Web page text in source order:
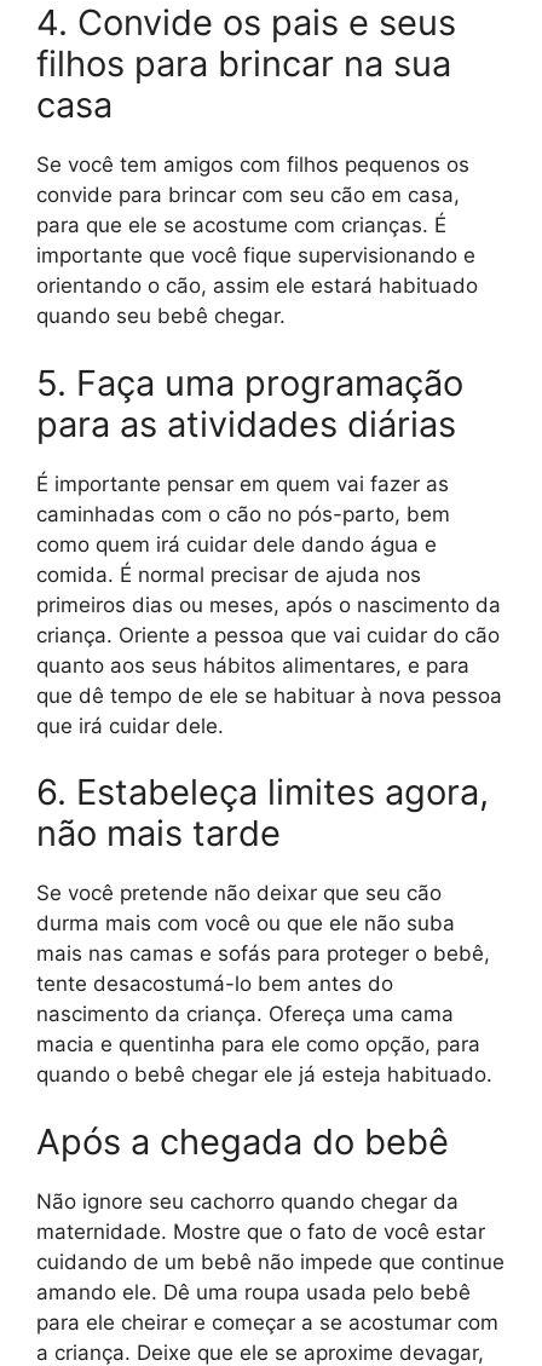
4. Convide os pais e seus
filhos para brincar na sua
casa
Se você tem amigos com filhos pequenos os
convide para brincar com seu cão em casa,
para que ele se acostume com crianças. É
importante que você fique supervisionando e
orientando o cão, assim ele estará habituado
quando seu bebê chegar.
5. Faça uma programação
para as atividades diárias
É importante pensar em quem vai fazer as
caminhadas com o cão no pós-parto, bem
como quem irá cuidar dele dando água e
comida. É normal precisar de ajuda nos
primeiros dias ou meses, após o nascimento da
criança. Oriente a pessoa que vai cuidar do cão
quanto aos seus hábitos alimentares, e para
que dê tempo de ele se habituar à nova pessoa
que irá cuidar dele.
6. Estabeleça limites agora,
não mais tarde
Se você pretende não deixar que seu cão
durma mais com você ou que ele não suba
mais nas camas e sofás para proteger o bebê,
tente desacostumá-lo bem antes do
nascimento da criança. Ofereça uma cama
macia e quentinha para ele como opção, para
quando o bebê chegar ele já esteja habituado.
Após a chegada do bebê
Não ignore seu cachorro quando chegar da
maternidade. Mostre que o fato de você estar
cuidando de um bebê não impede que continue
amando ele. Dê uma roupa usada pelo bebê
para ele cheirar e começar a se acostumar com
a criança. Deixe que ele se aproxime devagar,